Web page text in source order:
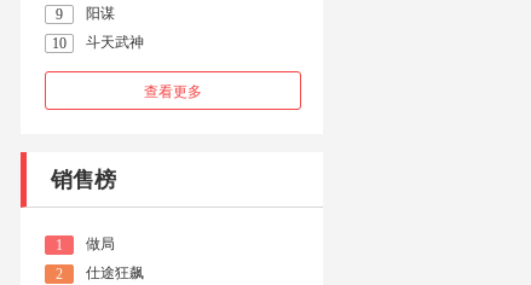
9 阳谋
10 斗天武神
查看更多
销售榜
1 做局
2 仕途狂飙